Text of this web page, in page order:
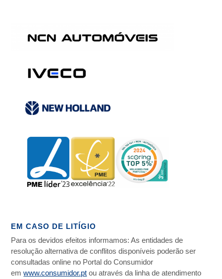
EM CASO DE LITÍGIO
Para os devidos efeitos informamos: As entidades de
resolução alternativa de conflitos disponíveis poderão ser
consultadas online no Portal do Consumidor
em www.consumidor.pt ou através da linha de atendimento